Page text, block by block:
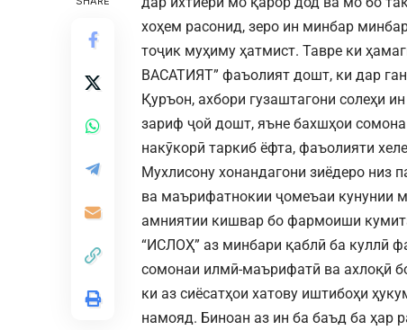
хоҳем расонид, зеро ин минбар
тоҷик муҳиму ҳатмист. Тавре ки
ВАСАТИЯТ” фаъолият дошт, ки дар
Қуръон, ахбори гузаштагони солеҳи
зариф ҷой дошт, яъне бахшҳои
накӯкорӣ таркиб ёфта, фаъолияти
Мухлисону хонандагони зиёдеро низ
ва маърифатнокии ҷомеъаи кунунии
амниятии кишвар бо фармоиши
“ИСЛОҲ” аз минбари қаблӣ ба куллӣ
сомонаи илмӣ-маърифатӣ ва ахлоқӣ
ки аз сиёсатҳои хатову иштибоҳи
намояд. Биноан аз ин ба баъд ба ҳар